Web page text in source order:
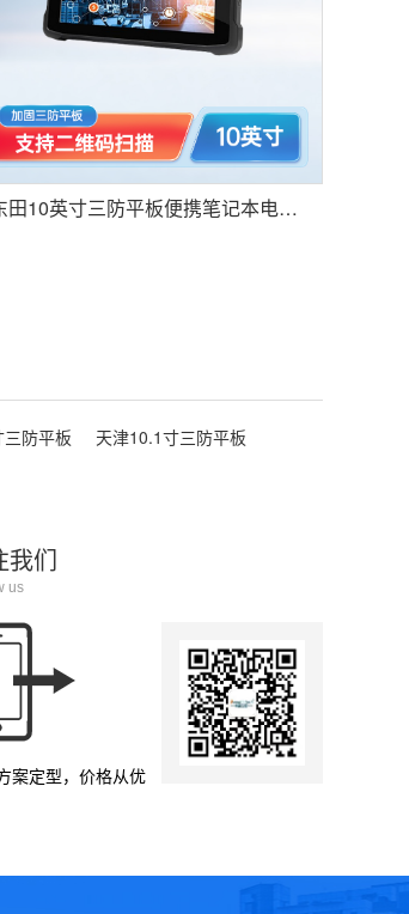
东田10英寸三防平板便携笔记本电脑 支持二维码扫描 系统会议智能车间-DTZ-Q1089EL
防平板
天津10.1寸三防平板
们
us
案定型，价格从优